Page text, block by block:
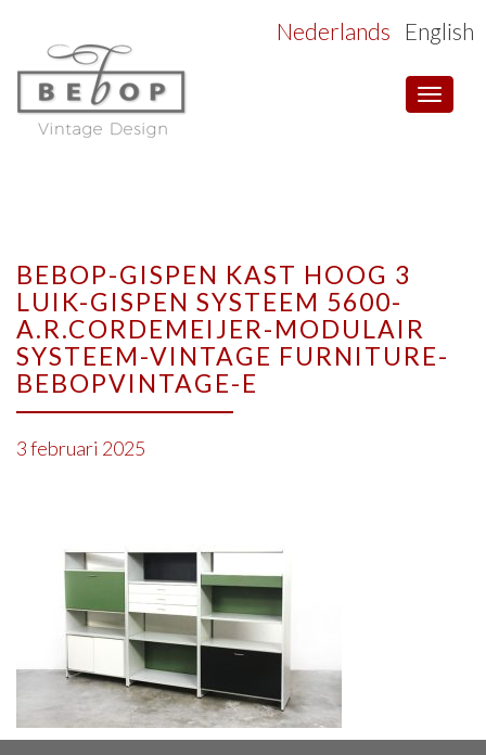
Toggle
Nederlands English
BEBOP-GISPEN KAST HOOG 3
LUIK-GISPEN SYSTEEM 5600-
A.R.CORDEMEIJER-MODULAIR
SYSTEEM-VINTAGE FURNITURE-
BEBOPVINTAGE-E
3 februari 2025